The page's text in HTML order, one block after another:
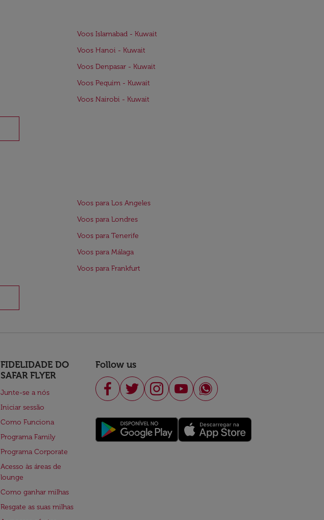
Voos Islamabad - Kuwait
Voos Hanoi - Kuwait
Voos Denpasar - Kuwait
Voos Pequim - Kuwait
Voos Nairobi - Kuwait
Voos para Los Angeles
Voos para Londres
Voos para Tenerife
Voos para Málaga
Voos para Frankfurt
FIDELIDADE DO
SAFAR FLYER
Junte-se a nós
Iniciar sessão
Como Funciona
Programa Family
Programa Corporate
Acesso às áreas de
lounge
Como ganhar milhas
Resgate as suas milhas
Follow us